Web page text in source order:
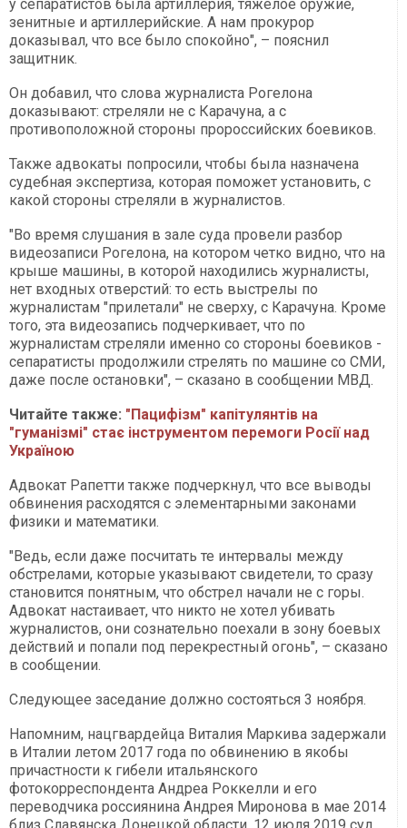
у сепаратистов была артиллерия, тяжелое оружие,
зенитные и артиллерийские. А нам прокурор
доказывал, что все было спокойно", – пояснил
защитник.
Он добавил, что слова журналиста Рогелона
доказывают: стреляли не с Карачуна, а с
противоположной стороны пророссийских боевиков.
Также адвокаты попросили, чтобы была назначена
судебная экспертиза, которая поможет установить, с
какой стороны стреляли в журналистов.
"Во время слушания в зале суда провели разбор
видеозаписи Рогелона, на котором четко видно, что на
крыше машины, в которой находились журналисты,
нет входных отверстий: то есть выстрелы по
журналистам "прилетали" не сверху, с Карачуна. Кроме
того, эта видеозапись подчеркивает, что по
журналистам стреляли именно со стороны боевиков -
сепаратисты продолжили стрелять по машине со СМИ,
даже после остановки", – сказано в сообщении МВД.
Читайте также: "Пацифізм" капітулянтів на
"гуманізмі" стає інструментом перемоги Росії над
Україною
Адвокат Рапетти также подчеркнул, что все выводы
обвинения расходятся с элементарными законами
физики и математики.
"Ведь, если даже посчитать те интервалы между
обстрелами, которые указывают свидетели, то сразу
становится понятным, что обстрел начали не с горы.
Адвокат настаивает, что никто не хотел убивать
журналистов, они сознательно поехали в зону боевых
действий и попали под перекрестный огонь", – сказано
в сообщении.
Следующее заседание должно состояться 3 ноября.
Напомним, нацгвардейца Виталия Маркива задержали
в Италии летом 2017 года по обвинению в якобы
причастности к гибели итальянского
фотокорреспондента Андреа Роккелли и его
переводчика россиянина Андрея Миронова в мае 2014